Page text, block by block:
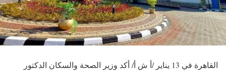
القاهرة في 13 يناير /أ ش أ/ أكد وزير الصحة والسكان الدكتور